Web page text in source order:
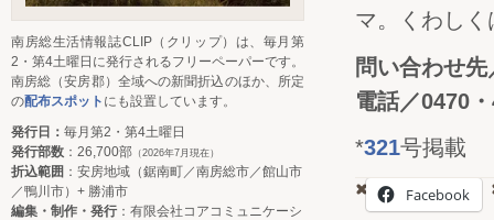
マ。くわし
問い合わせ
電話／0470
*321号掲載
Facebook
南房総生活情報誌CLIP（クリップ）は、毎月第
2・第4土曜日に発行されるフリーペーパーです。
南房総（安房郡）全域への新聞折込のほか、所定
の配布スポット にも設置しています。
発行日： 毎月第2・第4土曜日
発行部数 ：26,700部 （2026年7月現在）
折込範囲 ：安房地域（鋸南町／南房総市／館山市
／鴨川市）+ 勝浦市
編集・制作・発行：有限会社コアコミュニケーシ